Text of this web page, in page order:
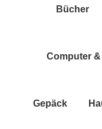
Bücher
Com­pu­ter &
Gepäck